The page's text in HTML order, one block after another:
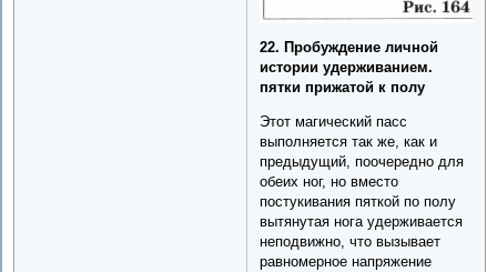
22. Пробуждение личной
истории удерживанием.
пятки прижатой к полу
Этот магический пасс
выполняется так же, как и
предыдущий, поочередно для
обеих ног, но вместо
постукивания пяткой по полу
вытянутая нога удерживается
неподвижно, что вызывает
равномерное напряжение